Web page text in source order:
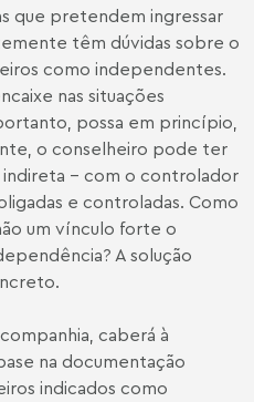
que pretendem ingressar
têm dúvidas sobre o
como independentes.
nas situações
possa em princípio,
o conselheiro pode ter
indireta - com o controlador
e controladas. Como
um vínculo forte o
A solução
caberá à
na documentação
indicados como